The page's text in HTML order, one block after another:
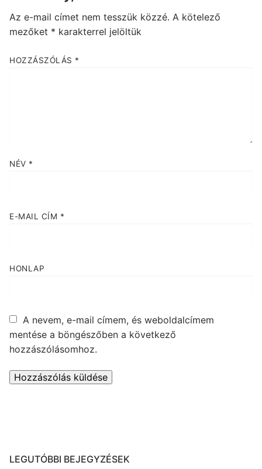
Az e-mail címet nem tesszük közzé. A kötelező
mezőket * karakterrel jelöltük
HOZZÁSZÓLÁS *
NÉV *
E-MAIL CÍM *
HONLAP
A nevem, e-mail címem, és weboldalcímem
mentése a böngészőben a következő
hozzászólásomhoz.
LEGUTÓBBI BEJEGYZÉSEK